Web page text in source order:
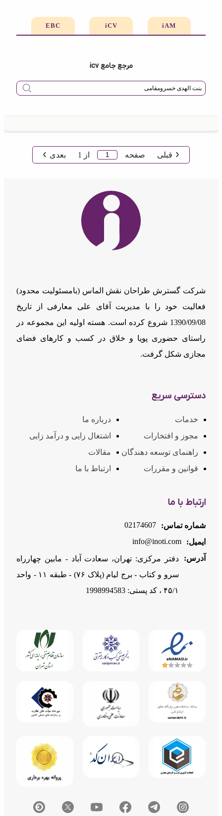
iAM
iCV
EBC
مرجع جامع icv
قبلی صفحه از 1 بعدی
شرکت گسترش طراحان نقش الماس (بامسئوليت محدود)
فعالیت خود را با مدیریت آقای علی معارفی از تاریخ
1390/09/08 شروع کرده است. هسته اولیه این مجموعه در
راستای حضوری پویا و خلاق در کسب و کارهای فضای
مجازی شکل گرفت.
دسترسی سریع
خدمات
درباره ما
مجوز و افتخارات
اشتغال زایی و درآمد زایی
راهنمای توسعه دهندگان
مقالات
قوانین و مقررات
ارتباط با ما
ارتباط با ما
شماره تماس:
02174607
ایمیل:
info@inoti.com
آدرس:
دفتر مرکزی: تهران، سعادت آباد - مابین چهارراه
سرو و کتاب - برج لیام (پلاک ۷۶) - طبقه ۱۱ - واحد
۴۵/۱ ، کد پستی: 1998994583